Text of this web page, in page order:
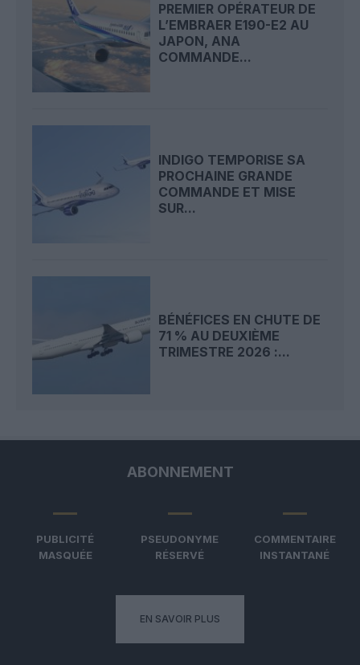
PREMIER OPÉRATEUR DE
L’EMBRAER E190-E2 AU
JAPON, ANA
COMMANDE...
INDIGO TEMPORISE SA
PROCHAINE GRANDE
COMMANDE ET MISE
SUR...
BÉNÉFICES EN CHUTE DE
71 % AU DEUXIÈME
TRIMESTRE 2026 :...
ABONNEMENT
PUBLICITÉ
MASQUÉE
PSEUDONYME
RÉSERVÉ
COMMENTAIRE
INSTANTANÉ
EN SAVOIR PLUS